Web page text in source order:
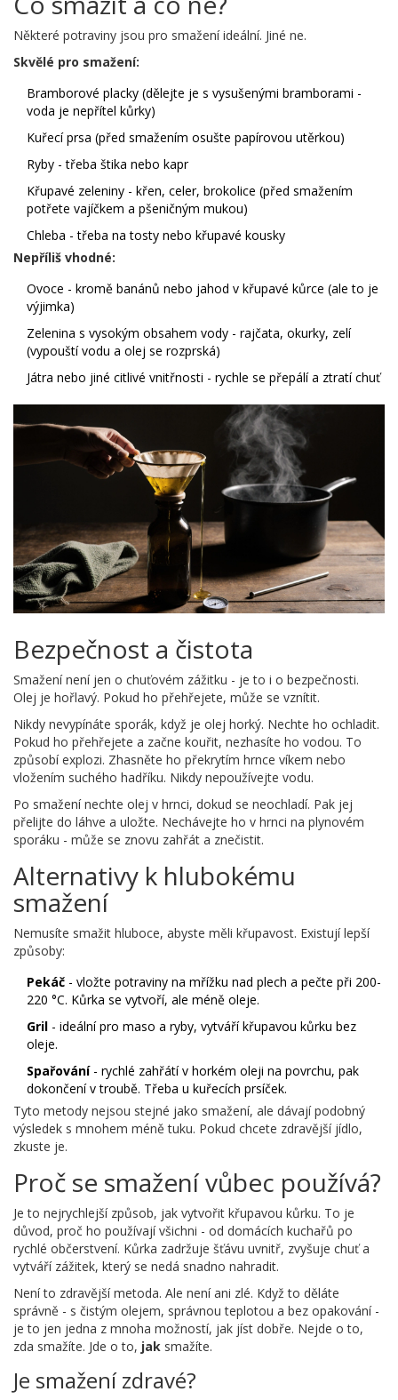
Některé potraviny jsou pro smažení ideální. Jiné ne.
Skvělé pro smažení:
Bramborové placky (dělejte je s vysušenými bramborami -
voda je nepřítel kůrky)
Kuřecí prsa (před smažením osušte papírovou utěrkou)
Ryby - třeba štika nebo kapr
Křupavé zeleniny - křen, celer, brokolice (před smažením
potřete vajíčkem a pšeničným mukou)
Chleba - třeba na tosty nebo křupavé kousky
Nepříliš vhodné:
Ovoce - kromě banánů nebo jahod v křupavé kůrce (ale to je
výjimka)
Zelenina s vysokým obsahem vody - rajčata, okurky, zelí
(vypouští vodu a olej se rozprská)
Játra nebo jiné citlivé vnitřnosti - rychle se přepálí a ztratí chuť
Bezpečnost a čistota
Smažení není jen o chuťovém zážitku - je to i o bezpečnosti.
Olej je hořlavý. Pokud ho přehřejete, může se vznítit.
Nikdy nevypínáte sporák, když je olej horký. Nechte ho ochladit.
Pokud ho přehřejete a začne kouřit, nezhasíte ho vodou. To
způsobí explozi. Zhasněte ho překrytím hrnce víkem nebo
vložením suchého hadříku. Nikdy nepoužívejte vodu.
Po smažení nechte olej v hrnci, dokud se neochladí. Pak jej
přelijte do láhve a uložte. Nechávejte ho v hrnci na plynovém
sporáku - může se znovu zahřát a znečistit.
Alternativy k hlubokému
smažení
Nemusíte smažit hluboce, abyste měli křupavost. Existují lepší
způsoby:
Pekáč - vložte potraviny na mřížku nad plech a pečte při 200-
220 °C. Kůrka se vytvoří, ale méně oleje.
Gril - ideální pro maso a ryby, vytváří křupavou kůrku bez
oleje.
Spařování- rychlé zahřátí v horkém oleji na povrchu, pak
dokončení v troubě. Třeba u kuřecích prsíček.
Tyto metody nejsou stejné jako smažení, ale dávají podobný
výsledek s mnohem méně tuku. Pokud chcete zdravější jídlo,
zkuste je.
Proč se smažení vůbec používá?
Je to nejrychlejší způsob, jak vytvořit křupavou kůrku. To je
důvod, proč ho používají všichni - od domácích kuchařů po
rychlé občerstvení. Kůrka zadržuje šťávu uvnitř, zvyšuje chuť a
vytváří zážitek, který se nedá snadno nahradit.
Není to zdravější metoda. Ale není ani zlé. Když to děláte
správně - s čistým olejem, správnou teplotou a bez opakování -
je to jen jedna z mnoha možností, jak jíst dobře. Nejde o to,
zda smažíte. Jde o to, jak smažíte.
Je smažení zdravé?